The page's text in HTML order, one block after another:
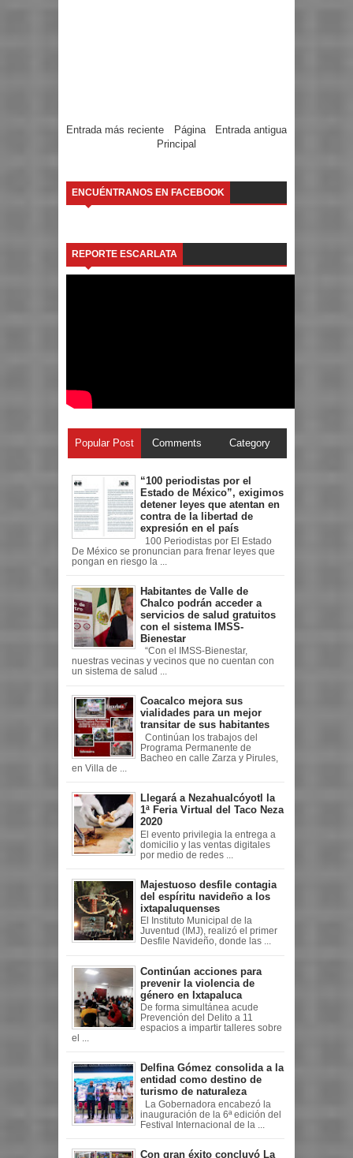
Entrada más reciente Entrada antigua
Página
Principal
ENCUÉNTRANOS EN FACEBOOK
REPORTE ESCARLATA
Popular Post Comments Category
“100 periodistas por el
Estado de México”, exigimos
detener leyes que atentan en
contra de la libertad de
expresión en el país
100 Periodistas por El Estado
De México se pronuncian para frenar leyes que
pongan en riesgo la ...
Habitantes de Valle de
Chalco podrán acceder a
servicios de salud gratuitos
con el sistema IMSS-
Bienestar
“Con el IMSS-Bienestar,
nuestras vecinas y vecinos que no cuentan con
un sistema de salud ...
Coacalco mejora sus
vialidades para un mejor
transitar de sus habitantes
Continúan los trabajos del
Programa Permanente de
Bacheo en calle Zarza y Pirules,
en Villa de ...
Llegará a Nezahualcóyotl la
1ª Feria Virtual del Taco Neza
2020
El evento privilegia la entrega a
domicilio y las ventas digitales
por medio de redes ...
Majestuoso desfile contagia
del espíritu navideño a los
ixtapaluquenses
El Instituto Municipal de la
Juventud (IMJ), realizó el primer
Desfile Navideño, donde las ...
Continúan acciones para
prevenir la violencia de
género en Ixtapaluca
De forma simultánea acude
Prevención del Delito a 11
espacios a impartir talleres sobre
el ...
Delfina Gómez consolida a la
entidad como destino de
turismo de naturaleza
La Gobernadora encabezó la
inauguración de la 6ª edición del
Festival Internacional de la ...
Con gran éxito concluyó La